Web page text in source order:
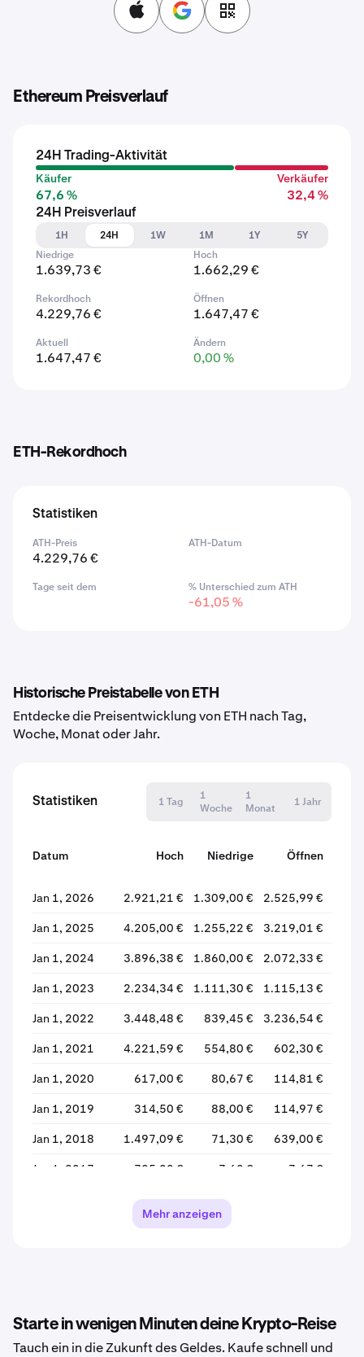
Ethereum Preisverlauf
24H Trading-Aktivität
Käufer
67,6 %
Verkäufer
32,4 %
24H Preisverlauf
1H
24H 1W 1M 1Y
5Y
Niedrige
1.639,73 €
Hoch
1.662,29 €
Rekordhoch
4.229,76 €
Öffnen
1.647,47 €
Aktuell
1.647,47 €
Ändern
0,00 %
ETH-Rekordhoch
Statistiken
ATH-Preis
4.229,76 €
ATH-Datum
Tage seit dem % Unterschied zum ATH
-61,05 %
Historische Preistabelle von ETH
Entdecke die Preisentwicklung von ETH nach Tag,
Woche, Monat oder Jahr.
Statistiken 1 Tag
1
Woche
1
Monat
1 Jahr
Datum Hoch Niedrige Öffnen
Jan 1, 2026 2.921,21 € 1.309,00 € 2.525,99 €
Jan 1, 2025 4.205,00 € 1.255,22 € 3.219,01 €
Jan 1, 2024 3.896,38 € 1.860,00 € 2.072,33 €
Jan 1, 2023 2.234,34 € 1.111,30 € 1.115,13 €
Jan 1, 2022 3.448,48 € 839,45 € 3.236,54 €
Jan 1, 2021 4.221,59 € 554,80 € 602,30 €
Jan 1, 2020 617,00 € 80,67 € 114,81 €
Jan 1, 2019 314,50 € 88,00 € 114,97 €
Jan 1, 2018 1.497,09 € 71,30 € 639,00 €
Jan 1, 2017 725,00 € 7,62 € 7,67 €
19,08 € 0,85 €
20,00 € 0,36 €
Mehr anzeigen
Starte in wenigen Minuten deine Krypto-Reise
Tauch ein in die Zukunft des Geldes. Kaufe schnell und